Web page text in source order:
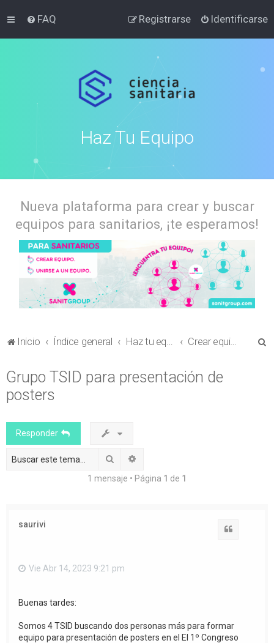
FAQ Identificarse
Registrarse
Haz Tu Equipo
Nueva plataforma para crear y buscar
equipos para sanitarios, ¡te esperamos!
Inicio Índice general Haz tu equipo Crear equipo para el envío de comunicaciones a otros congresos sanitarios
Grupo TSID para presentación de
posters
Responder
Buscar
1 mensaje • Página 1 de 1
saurivi
Vie Abr 14, 2023 9:21 pm
Buenas tardes:
Somos 4 TSID buscando dos personas más para formar
equipo para presentación de posters en el El 1º Congreso